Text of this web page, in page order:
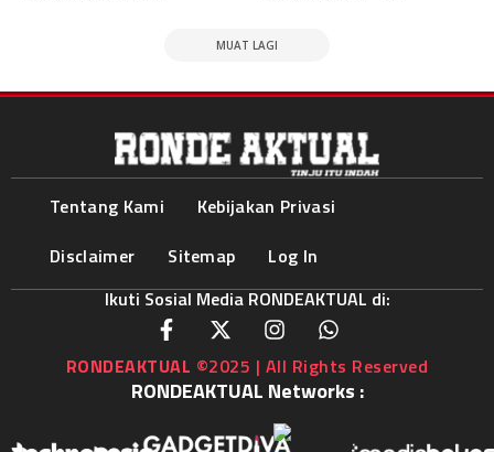
MUAT LAGI
Tentang Kami
Kebijakan Privasi
Disclaimer
Sitemap
Log In
Ikuti Sosial Media RONDEAKTUAL di:
RONDEAKTUAL ©2025 | All Rights Reserved
RONDEAKTUAL Networks :